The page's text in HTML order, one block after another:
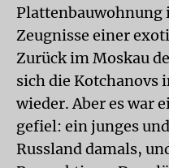
Plattenbauwohnung
Zeugnisse einer
Zurück im Moskau
sich die Kotchanovs
wieder. Aber es war
gefiel: ein junges
Russland damals,